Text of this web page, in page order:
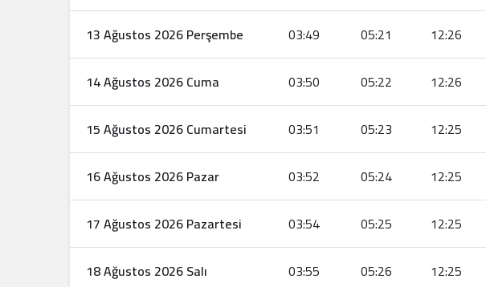
13 Ağustos 2026 Perşembe
03:49 05:21 12:26
14 Ağustos 2026 Cuma
03:50 05:22 12:26
15 Ağustos 2026 Cumartesi
03:51 05:23 12:25
16 Ağustos 2026 Pazar
03:52 05:24 12:25
17 Ağustos 2026 Pazartesi
03:54 05:25 12:25
18 Ağustos 2026 Salı
03:55 05:26 12:25